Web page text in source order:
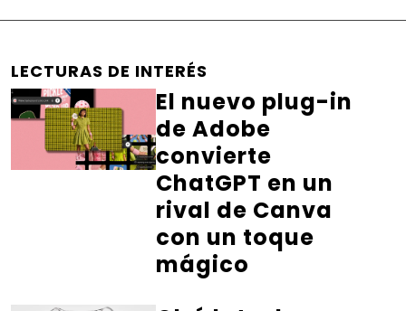
LECTURAS DE INTERÉS
El nuevo plug-in
de Adobe
convierte
ChatGPT en un
rival de Canva
con un toque
mágico